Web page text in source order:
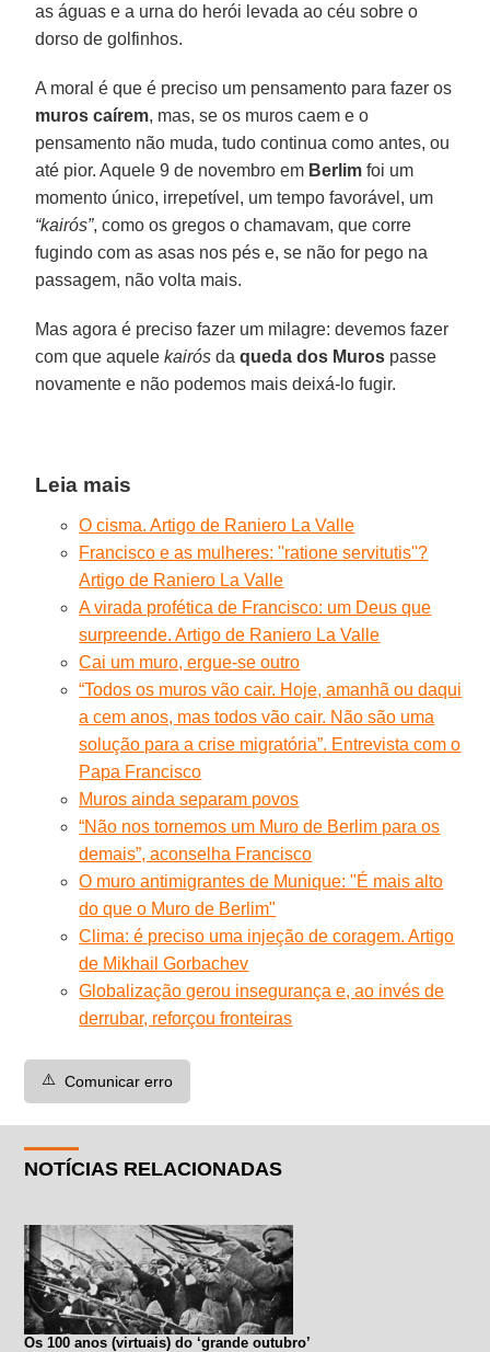
as águas e a urna do herói levada ao céu sobre o
dorso de golfinhos.
A moral é que é preciso um pensamento para fazer os
muros caírem, mas, se os muros caem e o
pensamento não muda, tudo continua como antes, ou
até pior. Aquele 9 de novembro em Berlim foi um
momento único, irrepetível, um tempo favorável, um
“kairós”, como os gregos o chamavam, que corre
fugindo com as asas nos pés e, se não for pego na
passagem, não volta mais.
Mas agora é preciso fazer um milagre: devemos fazer
com que aquelekairós daqueda dos Muros passe
novamente e não podemos mais deixá-lo fugir.
Leia mais
O cisma. Artigo de Raniero La Valle
Francisco e as mulheres: ''ratione servitutis''?
Artigo de Raniero La Valle
A virada profética de Francisco: um Deus que
surpreende. Artigo de Raniero La Valle
Cai um muro, ergue-se outro
“Todos os muros vão cair. Hoje, amanhã ou daqui
a cem anos, mas todos vão cair. Não são uma
solução para a crise migratória”. Entrevista com o
Papa Francisco
Muros ainda separam povos
“Não nos tornemos um Muro de Berlim para os
demais”, aconselha Francisco
O muro antimigrantes de Munique: "É mais alto
do que o Muro de Berlim"
Clima: é preciso uma injeção de coragem. Artigo
de Mikhail Gorbachev
Globalização gerou insegurança e, ao invés de
derrubar, reforçou fronteiras
⚠️ Comunicar erro
NOTÍCIAS RELACIONADAS
Os 100 anos (virtuais) do ‘grande outubro’